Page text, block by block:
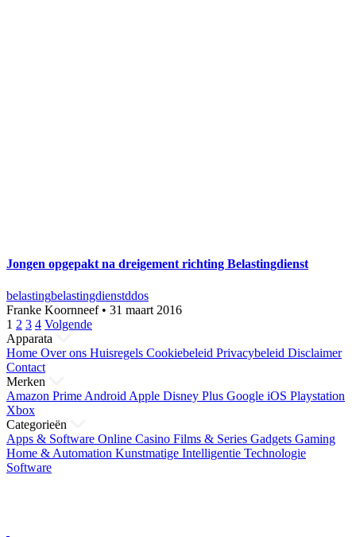
Jongen opgepakt na dreigement richting Belastingdienst
belastingbelastingdienstddos
Franke Koornneef• 31 maart 2016
Berichten
paginering
1 2 3 4 Volgende
Apparata
Home Over ons Huisregels Cookiebeleid Privacybeleid Disclaimer
Contact
Merken
Amazon Prime Android Apple Disney Plus Google iOS Playstation
Xbox
Categorieën
Apps & Software Online Casino Films & Series Gadgets Gaming
Home & Automation Kunstmatige Intelligentie Technologie
Software